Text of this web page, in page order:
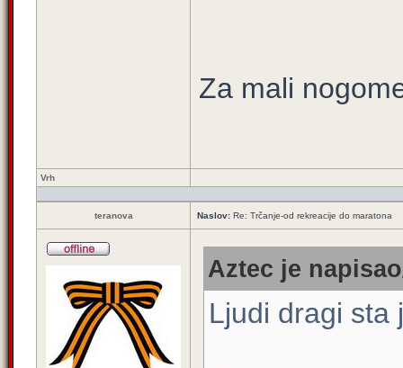
Za mali
Vrh
teranova Naslov: Re: Trčanje-od rekreacije do maratona
Aztec je
Ljudi dragi